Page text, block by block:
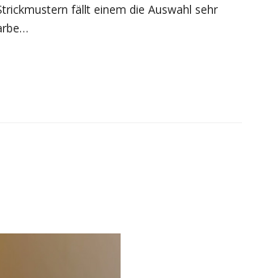
fällt einem die Auswahl sehr